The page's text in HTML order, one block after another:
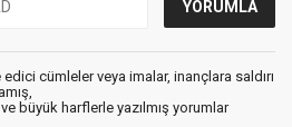
cümleler veya imalar, inançlara saldırı
büyük harflerle yazılmış yorumlar